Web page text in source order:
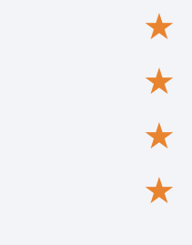
★
★
★
★